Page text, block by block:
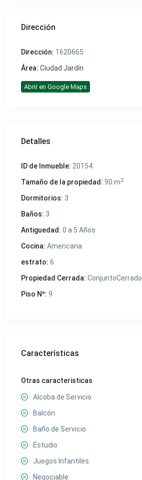
Dirección
Dirección: 1620665
Área: Ciudad Jardín
Abrir en Google Maps
Detalles
ID de Inmueble: 20154
Tamaño de la propiedad: 90 m2
Dormitorios: 3
Baños: 3
Antiguedad: 0 a 5 Años
Cocina: Americana
estrato: 6
Propiedad Cerrada: ConjuntoCerrado
Piso Nº: 9
Características
Otras caracteristicas
Alcoba de Servicio
Balcón
Baño de Servicio
Estudio
Juegos Infantiles
Negociable